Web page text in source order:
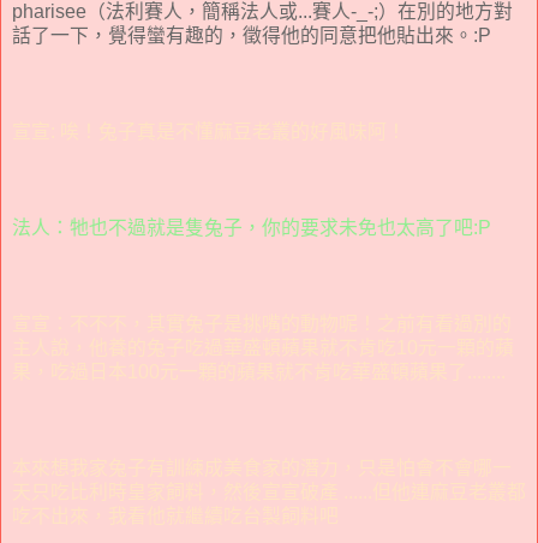
pharisee（法利賽人，簡稱法人或...賽人-_-;）在別的地方對
話了一下，覺得蠻有趣的，徵得他的同意把他貼出來。:P
法人：牠也不過就是隻兔子，你的要求未免也太高了吧:P